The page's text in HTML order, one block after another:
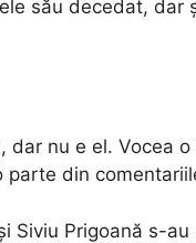
său decedat,
dar nu e el. Vocea
parte din
Siviu Prigoană s-